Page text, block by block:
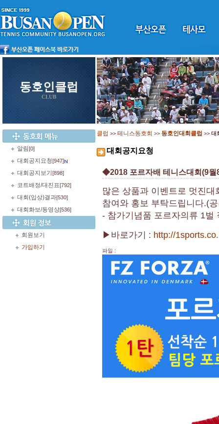
동호인클럽
CLUB
알림[0]
대회공지요청[947]
대회공지보기 [898]
코트배정/대진표[792]
대회(입상)결과[530]
대회화보/동영상[536]
회원보기
가입하기
클럽 >> 테니스동호회 >> 동호인대회클럽 >> 대
대회공지요청
◆2018 포르자배 테니스대회(9
많은 상품과 이벤트로 멋진
참여와 홍보 부탁드립니다.(
- 참가기념품 포르자의류 1벌
▶바로가기 : http://
파일 :